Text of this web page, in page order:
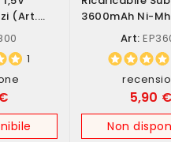
(art.
1
3600mAh Ni-
EP3600)Art:
5,90 €
Non